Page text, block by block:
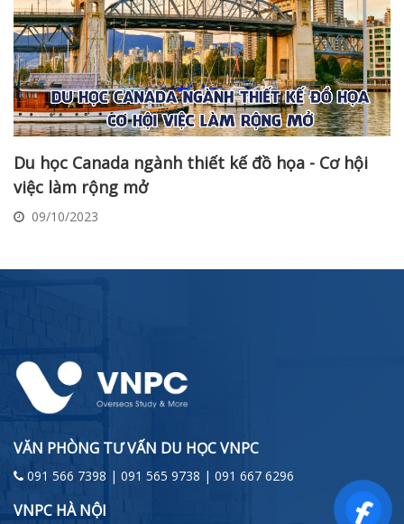
Du học Canada ngành thiết kế đồ họa - Cơ hội
việc làm rộng mở
09/10/2023
VĂN PHÒNG TƯ VẤN DU HỌC VNPC
091 566 7398 | 091 565 9738 | 091 667 6296
VNPC HÀ NỘI